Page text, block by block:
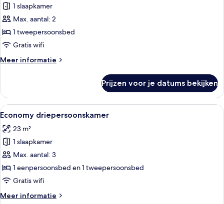
Tweepersoonskamer,
1
tweepersoonsbed
laden
1 slaapkamer
Max. aantal: 2
1 tweepersoonsbed
Gratis wifi
Meer informatie
Meer
1
tweepersoonsbed
Prijzen voor je datums bekijken
Alle
foto's
voor
Economy
driepersoonskamer
laden
Een slaapkamer met twee bedden,
5
Economy driepersoonskamer
23 m²
1 slaapkamer
Max. aantal: 3
1 eenpersoonsbed en 1 tweepersoonsbed
Gratis wifi
Meer informatie
Meer